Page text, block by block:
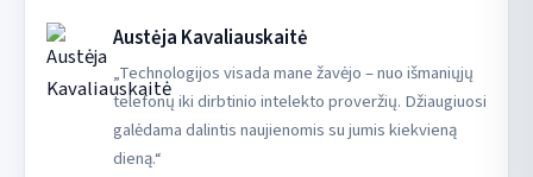
Austėja Kavaliauskaitė
„Technologijos visada mane žavėjo – nuo išmaniųjų
telefonų iki dirbtinio intelekto proveržių. Džiaugiuosi
galėdama dalintis naujienomis su jumis kiekvieną
dieną.“